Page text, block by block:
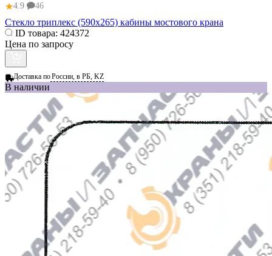
★4.9 46
Стекло триплекс (590x265) кабины мостового крана
ID товара: 424372
Цена по запросу
Доставка поРоссии, в РБ, KZ
В наличии